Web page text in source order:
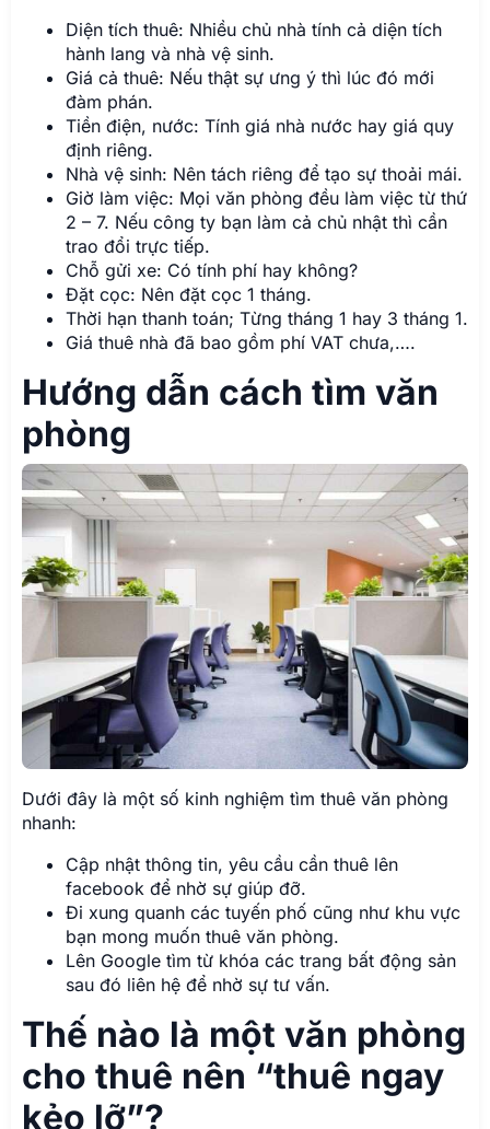
Diện tích thuê: Nhiều chủ nhà tính cả diện tích
hành lang và nhà vệ sinh.
Giá cả thuê: Nếu thật sự ưng ý thì lúc đó mới
đàm phán.
Tiền điện, nước: Tính giá nhà nước hay giá quy
định riêng.
Nhà vệ sinh: Nên tách riêng để tạo sự thoải mái.
Giờ làm việc: Mọi văn phòng đều làm việc từ thứ
2 – 7. Nếu công ty bạn làm cả chủ nhật thì cần
trao đổi trực tiếp.
Chỗ gửi xe: Có tính phí hay không?
Đặt cọc: Nên đặt cọc 1 tháng.
Thời hạn thanh toán; Từng tháng 1 hay 3 tháng 1.
Giá thuê nhà đã bao gồm phí VAT chưa,….
Hướng dẫn cách tìm văn
phòng
Dưới đây là một số kinh nghiệm tìm thuê văn phòng
nhanh:
Cập nhật thông tin, yêu cầu cần thuê lên
facebook để nhờ sự giúp đỡ.
Đi xung quanh các tuyến phố cũng như khu vực
bạn mong muốn thuê văn phòng.
Lên Google tìm từ khóa các trang bất động sản
sau đó liên hệ để nhờ sự tư vấn.
Thế nào là một văn phòng
cho thuê nên “thuê ngay
kẻo lỡ”?